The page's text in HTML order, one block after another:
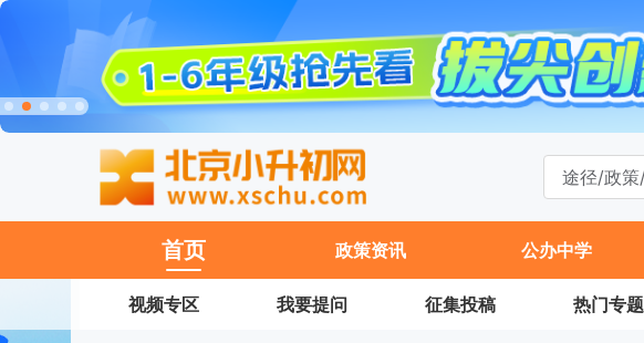
首页 政策资讯 公办中学
视频专区 我要提问 征集投稿 热门专题